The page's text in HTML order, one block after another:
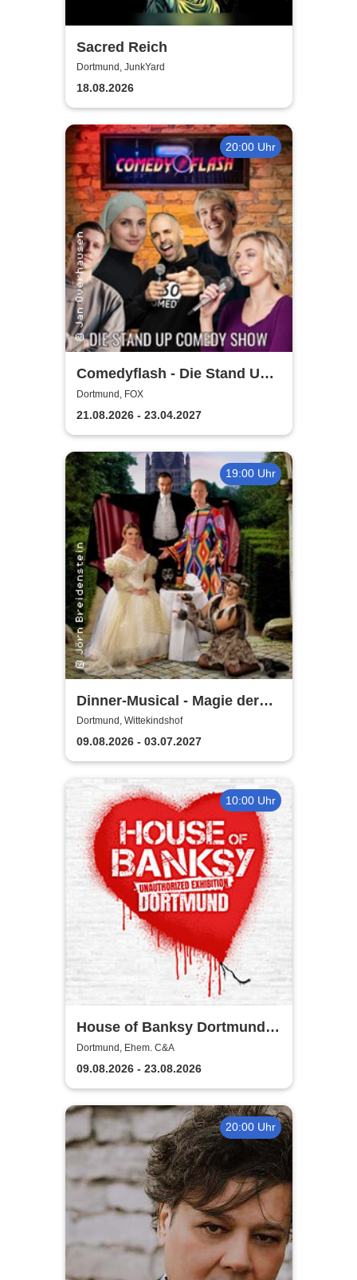
Sacred Reich
Dortmund, JunkYard
18.08.2026
20:00 Uhr
Comedyflash - Die Stand Up
Comedy Show in Dortmund
Dortmund, FOX
21.08.2026 - 23.04.2027
19:00 Uhr
Dinner-Musical - Magie der
Melodie
Dortmund, Wittekindshof
09.08.2026 - 03.07.2027
10:00 Uhr
House of Banksy Dortmund |
Zeitfensterticket
Dortmund, Ehem. C&A
09.08.2026 - 23.08.2026
20:00 Uhr